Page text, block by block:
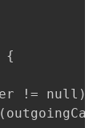
{
!= null)